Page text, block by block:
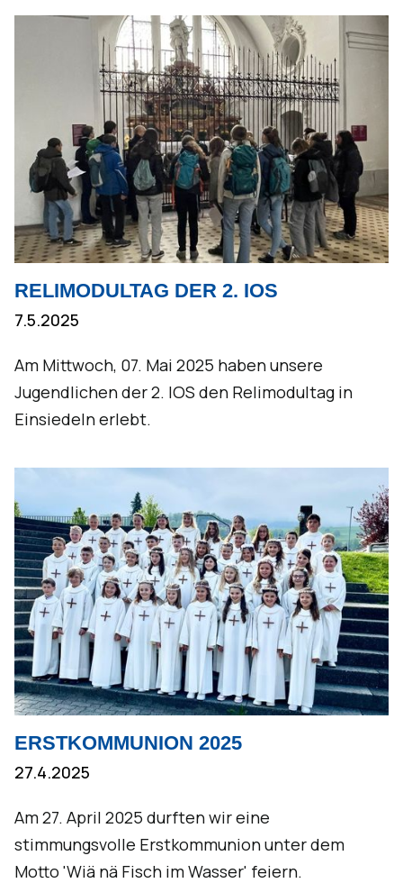
RELIMODULTAG DER 2. IOS
7.5.2025
Am Mittwoch, 07. Mai 2025 haben unsere
Jugendlichen der 2. IOS den Relimodultag in
Einsiedeln erlebt.
ERSTKOMMUNION 2025
27.4.2025
Am 27. April 2025 durften wir eine
stimmungsvolle Erstkommunion unter dem
Motto 'Wiä nä Fisch im Wasser' feiern. ‍